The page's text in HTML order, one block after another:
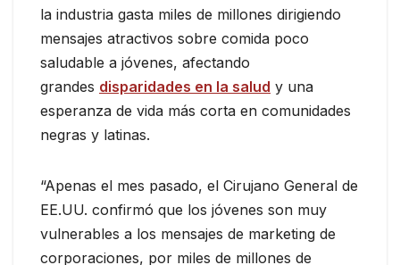
la industria gasta miles de millones dirigiendo
mensajes atractivos sobre comida poco
saludable a jóvenes, afectando
grandes disparidades en la salud y una
esperanza de vida más corta en comunidades
negras y latinas.
“Apenas el mes pasado, el Cirujano General de
EE.UU. confirmó que los jóvenes son muy
vulnerables a los mensajes de marketing de
corporaciones, por miles de millones de